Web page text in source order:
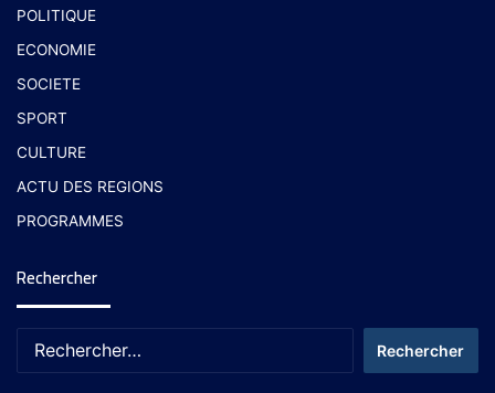
POLITIQUE
ECONOMIE
SOCIETE
SPORT
CULTURE
ACTU DES REGIONS
PROGRAMMES
Rechercher